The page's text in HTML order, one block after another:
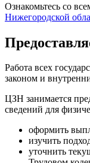
Ознакомьтесь со
Нижегородской
Работа всех
законом и
ЦЗН занимается
сведений для
оформить
изучить
уточнить